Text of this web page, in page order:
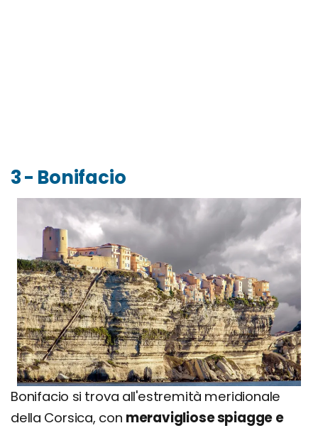
3 - Bonifacio
Bonifacio si trova all'estremità meridionale
della Corsica, con meravigliose spiagge e